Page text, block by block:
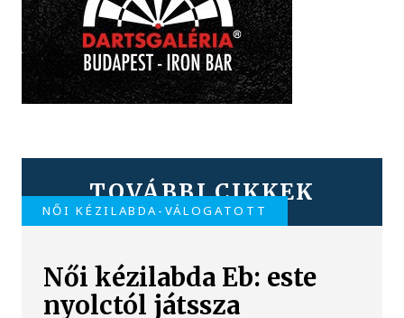
TOVÁBBI CIKKEK
NŐI KÉZILABDA-VÁLOGATOTT
Női kézilabda Eb: este
nyolctól játssza